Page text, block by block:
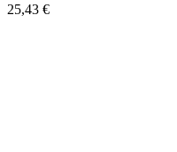
25,43 €